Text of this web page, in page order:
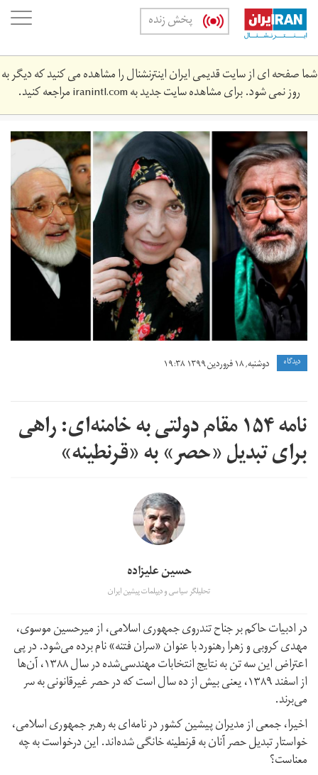
Skip
main
content
پخش زنده
شما صفحه ای از سایت قدیمی ایران اینترنشنال را مشاهده می کنید که دیگر به
روز نمی شود. برای مشاهده سایت جدید بهiranintl.comمراجعه کنید.
hsr.jpg
دیدگاه دوشنبه, ۱۸ فروردین ۱۳۹۹ ۱۹:۳۸
نامه ۱۵۴ مقام دولتی به خامنه‌ای: راهی
برای تبدیل «حصر» به «قرنطینه»
حسین علیزاده
تحلیلگر سیاسی و دیپلمات پیشین ایران
در ادبیات حاکم بر جناح تندروی جمهوری اسلامی، از میرحسین موسوی،
مهدی کروبی و زهرا رهنورد با عنوان «سران فتنه» نام برده می‌شود. در پی
اعتراض این سه تن به نتایج انتخابات مهندسی‌شده در سال ۱۳۸۸، آن‌ها
از اسفند ۱۳۸۹، یعنی بیش از ده سال است که در حصر غیرقانونی به سر
می‌برند.
اخیرا، جمعی از مدیران پیشین کشور در نامه‌ای به رهبر جمهوری اسلامی،
خواستار تبدیل حصر آنان به قرنطینه خانگی شده‌اند. این درخواست به چه
معناست؟